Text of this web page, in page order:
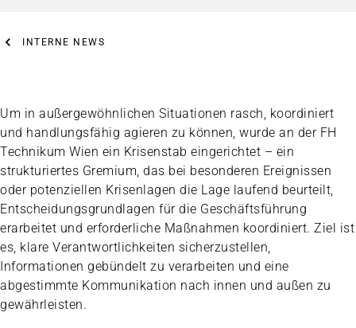
INTERNE NEWS
Um in außergewöhnlichen Situationen rasch, koordiniert
und handlungsfähig agieren zu können, wurde an der FH
Technikum Wien ein Krisenstab eingerichtet – ein
strukturiertes Gremium, das bei besonderen Ereignissen
oder potenziellen Krisenlagen die Lage laufend beurteilt,
Entscheidungsgrundlagen für die Geschäftsführung
erarbeitet und erforderliche Maßnahmen koordiniert. Ziel ist
es, klare Verantwortlichkeiten sicherzustellen,
Informationen gebündelt zu verarbeiten und eine
abgestimmte Kommunikation nach innen und außen zu
gewährleisten.